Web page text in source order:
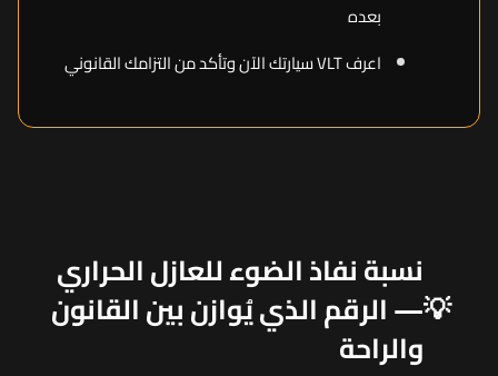
بعده
اعرف VLT سيارتك الآن وتأكد من التزامك القانوني
💡
نسبة نفاذ الضوء للعازل الحراري
— الرقم الذي يُوازن بين القانون
والراحة